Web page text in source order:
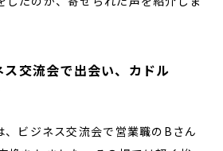
交流会で出会い、カドル
ビジネス交流会で営業職のBさん